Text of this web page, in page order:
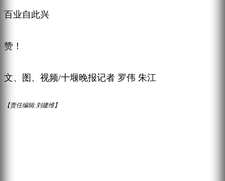
百业自此兴
赞！
文、图、视频/十堰晚报记者 罗伟 朱江
【责任编辑:刘建维】